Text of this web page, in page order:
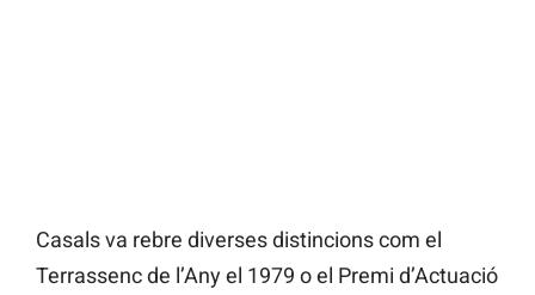
Casals va rebre diverses distincions com el
Terrassenc de l’Any el 1979 o el Premi d’Actuació